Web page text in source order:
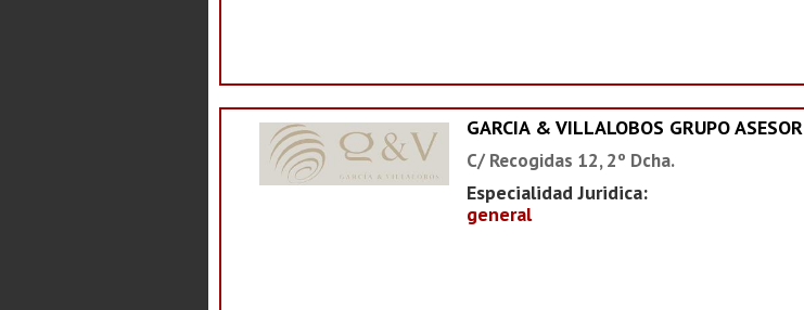
GARCIA & VILLALOBOS GRUPO ASESOR
C/ Recogidas 12, 2º Dcha.
Especialidad Juridica:
general